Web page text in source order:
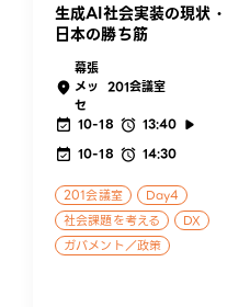
生成AI社会実装の現状・
日本の勝ち筋
幕張
メッ
セ
201会議室
10-18
13:40
10-18
14:30
201会議室
Day4
社会課題を考える
DX
ガバメント／政策